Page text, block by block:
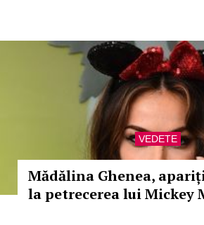
VEDETE
Mădălina Ghenea,
la petrecerea lui Mickey